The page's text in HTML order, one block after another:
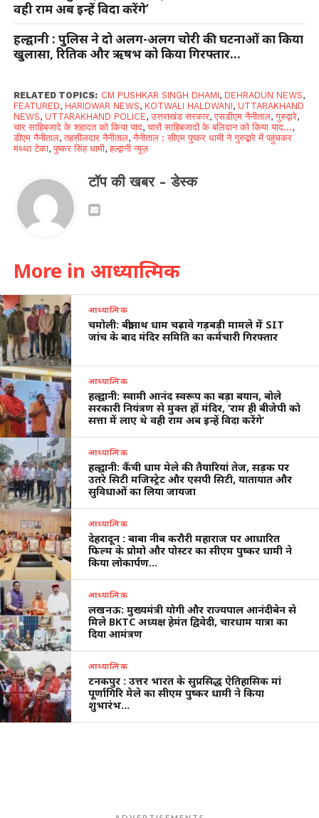
वही राम अब इन्हें विदा करेंगे’
हल्द्वानी : पुलिस ने दो अलग-अलग चोरी की घटनाओं का किया
खुलासा, रितिक और ऋषभ को किया गिरफ्तार…
RELATED TOPICS: CM PUSHKAR SINGH DHAMI, DEHRADUN NEWS,
FEATURED, HARIDWAR NEWS, KOTWALI HALDWANI, UTTARAKHAND
NEWS, UTTARAKHAND POLICE,उत्तराखंड सरकार,एसडीएम नैनीताल,गुरुद्वारे,
चार साहिबजादे के शहादत को किया याद,चारों साहिबजादों के बलिदान को किया याद...,
डीएम नैनीताल,तहसीलदार नैनीताल,नैनीताल : सीएम पुष्कर धामी ने गुरुद्वारे में पहुंचकर
मथ्था टेका,पुष्कर सिंह धामी,हल्द्वानी न्यूज़
टॉप की खबर - डेस्क
More in आध्यात्मिक
आध्यात्मिक
चमोली: बद्रीनाथ धाम चढ़ावे गड़बड़ी मामले में SIT
जांच के बाद मंदिर समिति का कर्मचारी गिरफ्तार
आध्यात्मिक
हल्द्वानी: स्वामी आनंद स्वरूप का बड़ा बयान, बोले
सरकारी नियंत्रण से मुक्त हों मंदिर, ‘राम ही बीजेपी को
सत्ता में लाए थे वही राम अब इन्हें विदा करेंगे’
आध्यात्मिक
हल्द्वानी: कैंची धाम मेले की तैयारियां तेज, सड़क पर
उतरे सिटी मजिस्ट्रेट और एसपी सिटी, यातायात और
सुविधाओं का लिया जायजा
आध्यात्मिक
देहरादून : बाबा नीब करौरी महाराज पर आधारित
फिल्म के प्रोमो और पोस्टर का सीएम पुष्कर धामी ने
किया लोकार्पण…
आध्यात्मिक
लखनऊ: मुख्यमंत्री योगी और राज्यपाल आनंदीबेन से
मिले BKTC अध्यक्ष हेमंत द्विवेदी, चारधाम यात्रा का
दिया आमंत्रण
आध्यात्मिक
टनकपुर : उत्तर भारत के सुप्रसिद्ध ऐतिहासिक मां
पूर्णागिरि मेले का सीएम पुष्कर धामी ने किया
शुभारंभ…